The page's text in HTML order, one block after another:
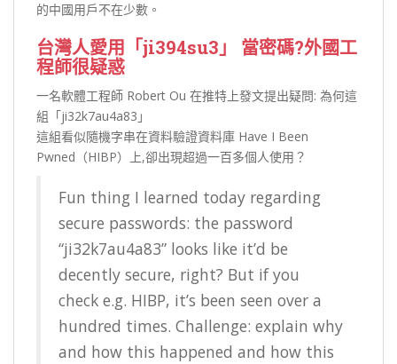
的中國用戶不在少數。
台灣人愛用「ji394su3」 當密碼?外國工
程師很疑惑
一名軟體工程師 Robert Ou 在推特上發文提出疑問: 為何這
組「ji32k7au4a83」
這組看似隨機字串在資料驗證資料庫 Have I Been
Pwned（HIBP）上,卻出現超過一百多個人使用？
Fun thing I learned today regarding
secure passwords: the password
“ji32k7au4a83” looks like it’d be
decently secure, right? But if you
check e.g. HIBP, it’s been seen over a
hundred times. Challenge: explain why
and how this happened and how this